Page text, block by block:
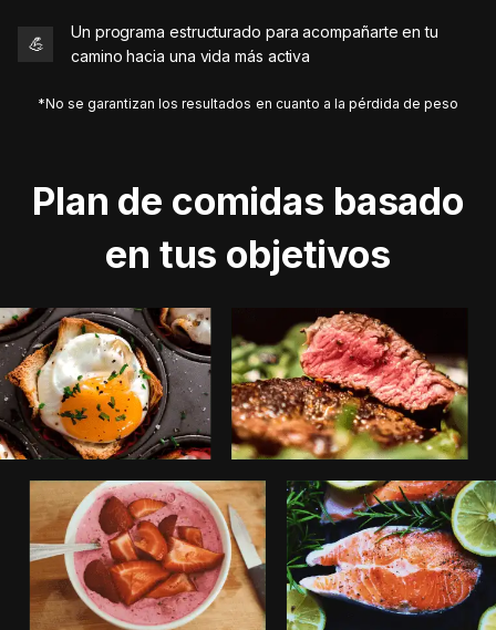
💪
Un programa estructurado para acompañarte en tu
camino hacia una vida más activa
*No se garantizan los resultados en cuanto a la pérdida de peso
Plan de comidas basado
en tus objetivos